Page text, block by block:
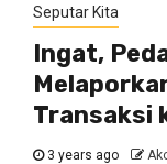
Seputar Kita
Ingat,
Transaksi
3 years ago